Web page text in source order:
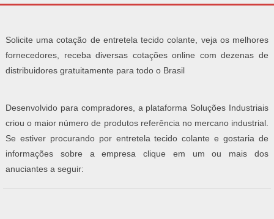
Solicite uma cotação de entretela tecido colante, veja os melhores
fornecedores, receba diversas cotações online com dezenas de
distribuidores gratuitamente para todo o Brasil
Desenvolvido para compradores, a plataforma Soluções Industriais
criou o maior número de produtos referência no mercano industrial.
Se estiver procurando por entretela tecido colante e gostaria de
informações sobre a empresa clique em um ou mais dos
anuciantes a seguir: